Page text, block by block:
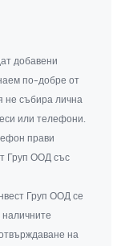
добавени
по-добре от
не събира лична
или телефони.
прави
Груп ООД със
Груп ООД се
на